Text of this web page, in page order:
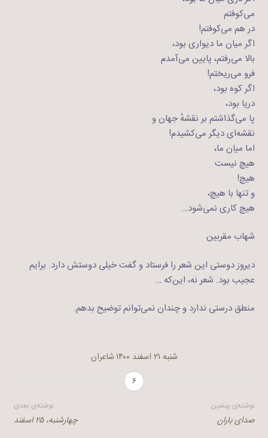
می‌کوفتم
در هم می‌کوفتم!
اگر میان ما دیواری بود،
بالا می‌رفتم، پایین می‌آمدم
فرو می‌ریختم!
اگر کوه بود،
دریا بود،
پا می‌گذاشتم بر نقشهٔ جهان و
نقشه‌ای دیگر می‌کشیدم!
اما میان ما،
هیچ نیست
هیچ!
و تنها با هیچ،
هیچ کاری نمی‌شود…
شهاب مقربین
دیروز دوستی این شعر را فرستاد و گفت خیلی دوستش دارد. برایم
عجیب بود. شعر نه، این‌که …
منطق درستی ندارد و چندان نمی‌توانم توضیح بدهم.
شنبه ۲۱ اسفند ۱۴۰۰
شاعران
۶
راهبری
نوشته
نوشته‌ی پیشین
صدای باران
نوشته‌ی بعدی
چهارشنبه، ۲۵ اسفند